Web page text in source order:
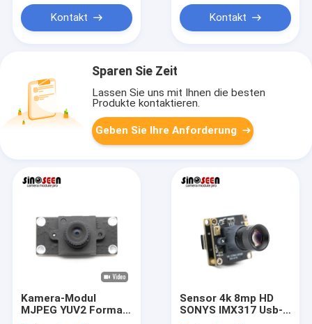
Kontakt Kontakt
Sparen Sie Zeit
Lassen Sie uns mit Ihnen die besten
Produkte kontaktieren.
Geben Sie Ihre Anforderung
Kamera-Modul
MJPEG YUV2 Format-
Sensor 4k 8mp HD
SONYS IMX317 Usb-